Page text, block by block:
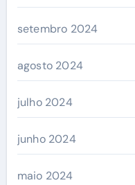
setembro 2024
agosto 2024
julho 2024
junho 2024
maio 2024